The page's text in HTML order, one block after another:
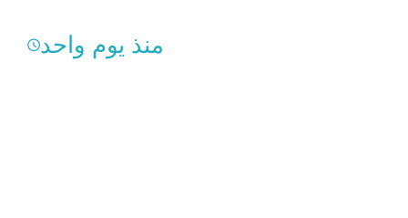
منذ يوم واحد